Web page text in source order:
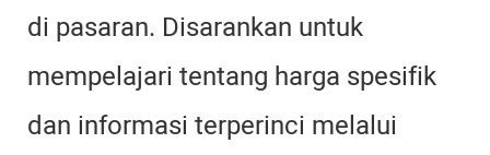
di pasaran. Disarankan untuk
mempelajari tentang harga spesifik
dan informasi terperinci melalui